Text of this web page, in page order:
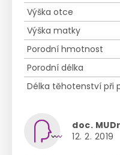
Výška otce
Výška matky
Porodní hmotnost
Porodní délka
Délka těhotenství při
doc.
12. 2. 2019